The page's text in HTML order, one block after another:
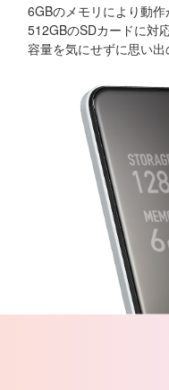
6GBのメモリにより動作
512GBのSDカードに対
容量を気にせずに思い出